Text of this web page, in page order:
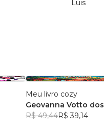
Luis
Meu livro cozy
Geovanna Votto dos
santos
R$ 49,44R$ 39,14